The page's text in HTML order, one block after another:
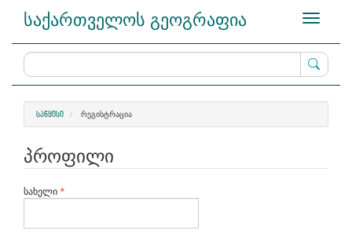
Main
Navigation
Main
Sidebar
Toggle
საქართველოს გეოგრაფია
ᲡᲐᲬᲧᲘᲡᲘ ᲠᲔᲒᲘᲡᲢᲠᲐᲪᲘᲐ
პროფილი
სახელი*